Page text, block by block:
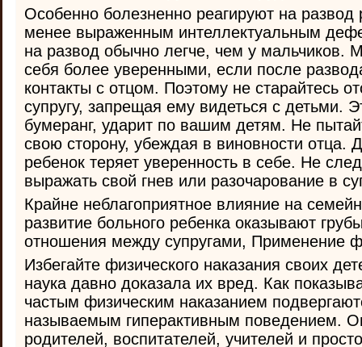
Особенно болезненно реагируют на развод
менее выраженным интеллектуальным
на развод обычно легче, чем у мальчиков.
себя более уверенными, если после
контакты с отцом. Поэтому не старайтесь
супругу, запрещая ему видеться с детьми.
бумеранг, ударит по вашим детям. Не
свою сторону, убеждая в виновности отца.
ребенок теряет уверенность в себе. Не
выражать свой гнев или разочарование в
Крайне неблагоприятное влияние на
развитие больного ребенка оказывают
отношения между супругами, Применение
Избегайте физического наказания своих
наука давно доказала их вред. Как
частым физическим наказанием
называемым гиперактивным поведением.
родителей, воспитателей, учителей и